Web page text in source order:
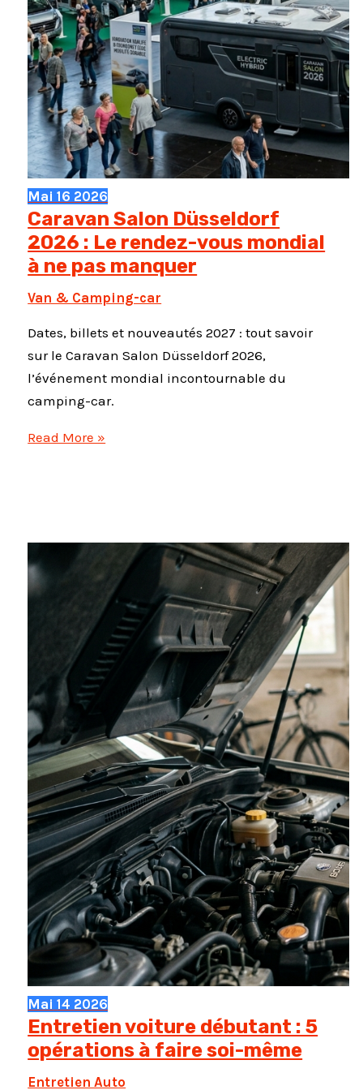
Mai 16 2026
Caravan Salon Düsseldorf
2026 : Le rendez-vous mondial
à ne pas manquer
Van & Camping-car
Dates, billets et nouveautés 2027 : tout savoir
sur le Caravan Salon Düsseldorf 2026,
l’événement mondial incontournable du
camping-car.
Caravan
rendez-
vous
pas
manquer
Read More »
Mai 14 2026
Entretien voiture débutant : 5
opérations à faire soi-même
Entretien Auto